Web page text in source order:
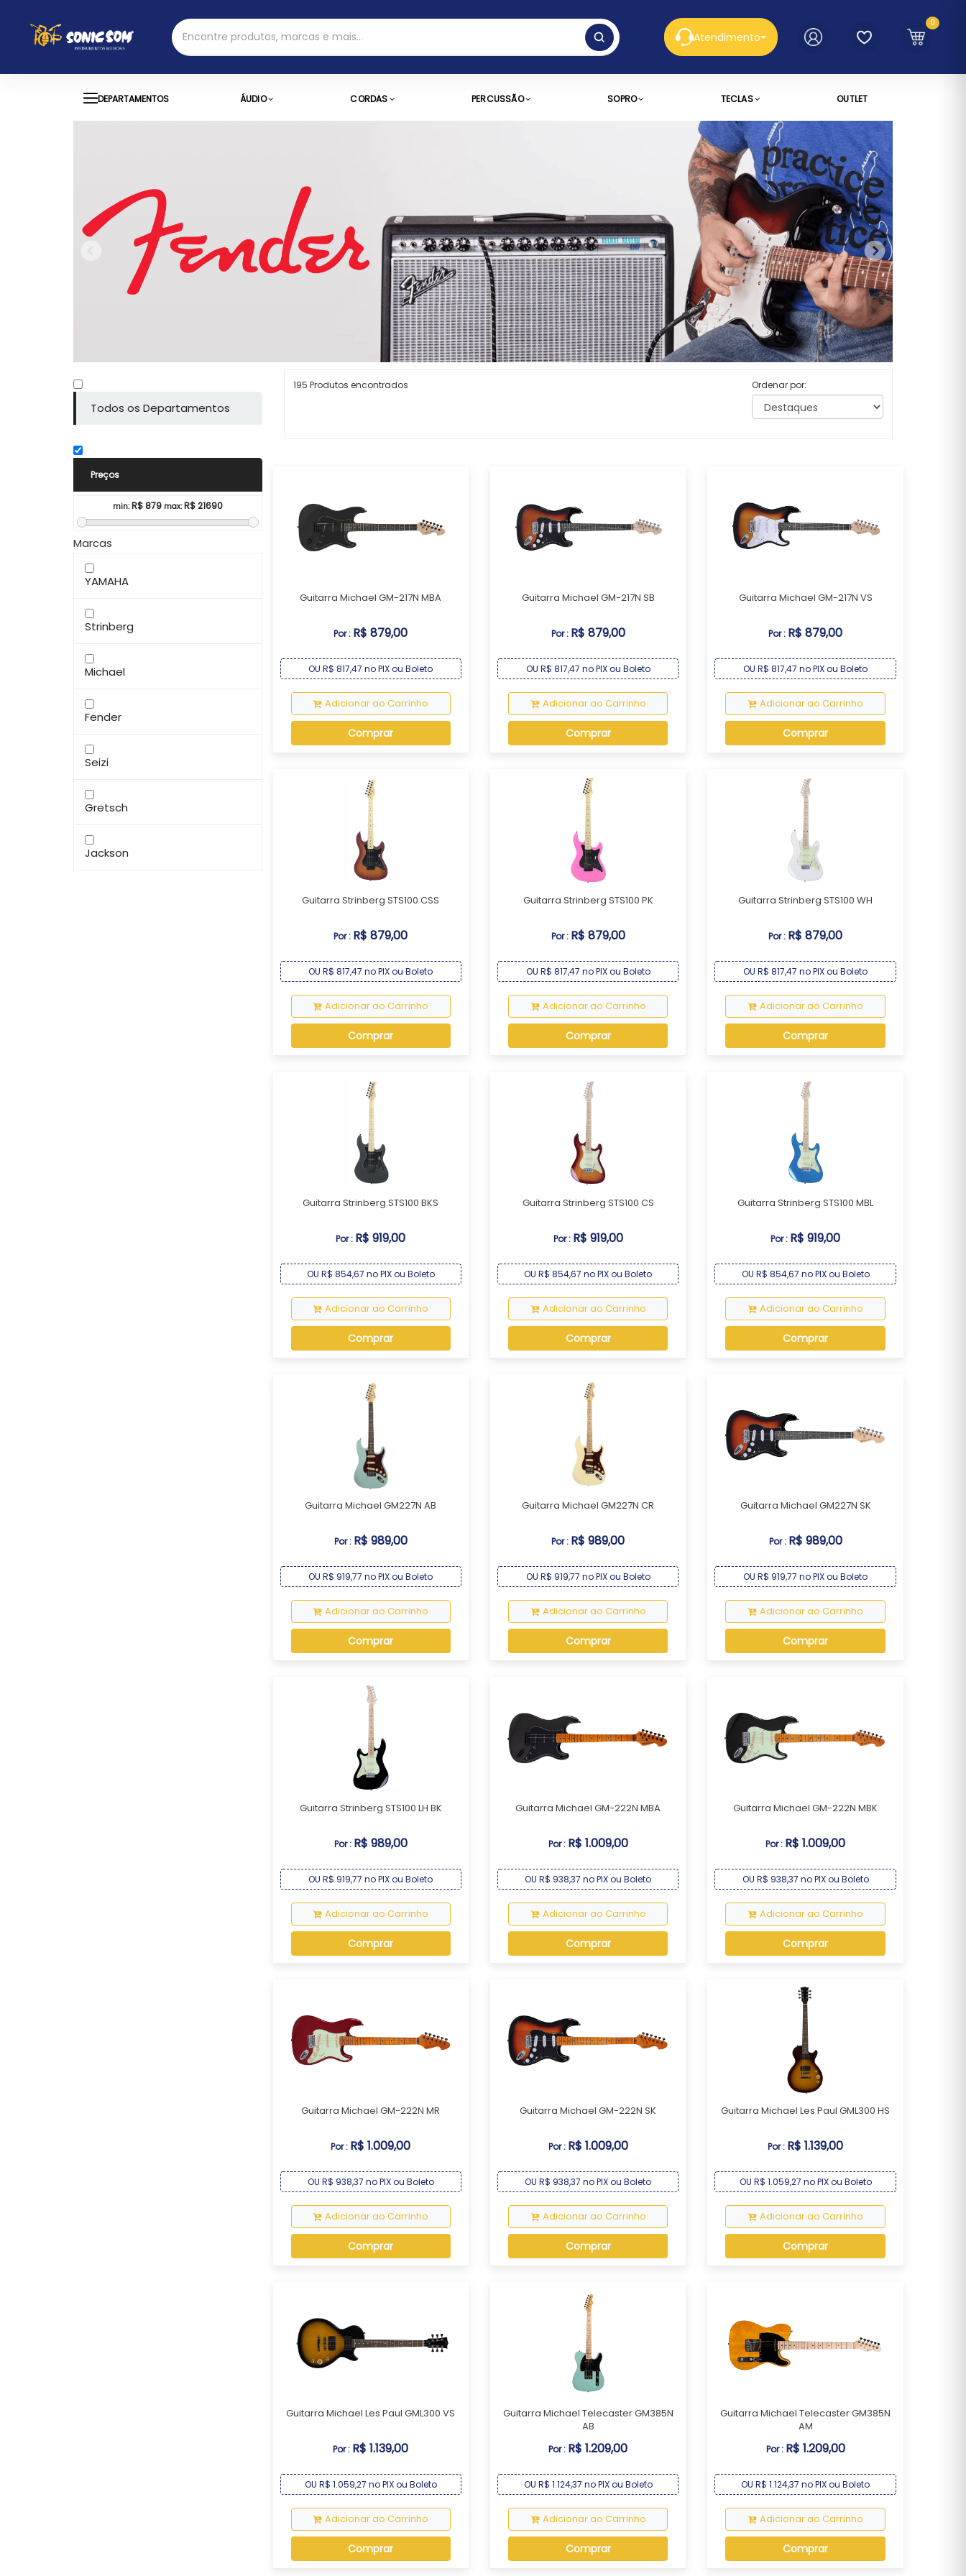
Atendimento
0
DEPARTAMENTOS ÁUDIO CORDAS PERCUSSÃO SOPRO TECLAS OUTLET
Todos os Departamentos
Preços
min: R$ 879 max: R$21690
Marcas
YAMAHA
Strinberg
Michael
Fender
Seizi
Gretsch
Jackson
195 Produtos encontrados Ordenar por:
Guitarra Michael GM-217N MBA
Por : R$ 879,00
OU R$ 817,47 no PIX ou Boleto
Adicionar ao Carrinho
Comprar
Guitarra Michael GM-217N SB
Por : R$ 879,00
OU R$ 817,47 no PIX ou Boleto
Adicionar ao Carrinho
Comprar
Guitarra Michael GM-217N VS
Por : R$ 879,00
OU R$ 817,47 no PIX ou Boleto
Adicionar ao Carrinho
Comprar
Guitarra Strinberg STS100 CSS
Por : R$ 879,00
OU R$ 817,47 no PIX ou Boleto
Adicionar ao Carrinho
Comprar
Guitarra Strinberg STS100 PK
Por : R$ 879,00
OU R$ 817,47 no PIX ou Boleto
Adicionar ao Carrinho
Comprar
Guitarra Strinberg STS100 WH
Por : R$ 879,00
OU R$ 817,47 no PIX ou Boleto
Adicionar ao Carrinho
Comprar
Guitarra Strinberg STS100 BKS
Por : R$ 919,00
OU R$ 854,67 no PIX ou Boleto
Adicionar ao Carrinho
Comprar
Guitarra Strinberg STS100 CS
Por : R$ 919,00
OU R$ 854,67 no PIX ou Boleto
Adicionar ao Carrinho
Comprar
Guitarra Strinberg STS100 MBL
Por : R$ 919,00
OU R$ 854,67 no PIX ou Boleto
Adicionar ao Carrinho
Comprar
Guitarra Michael GM227N AB
Por : R$ 989,00
OU R$ 919,77 no PIX ou Boleto
Adicionar ao Carrinho
Comprar
Guitarra Michael GM227N CR
Por : R$ 989,00
OU R$ 919,77 no PIX ou Boleto
Adicionar ao Carrinho
Comprar
Guitarra Michael GM227N SK
Por : R$ 989,00
OU R$ 919,77 no PIX ou Boleto
Adicionar ao Carrinho
Comprar
Guitarra Strinberg STS100 LH BK
Por : R$ 989,00
OU R$ 919,77 no PIX ou Boleto
Adicionar ao Carrinho
Comprar
Guitarra Michael GM-222N MBA
Por : R$ 1.009,00
OU R$ 938,37 no PIX ou Boleto
Adicionar ao Carrinho
Comprar
Guitarra Michael GM-222N MBK
Por : R$ 1.009,00
OU R$ 938,37 no PIX ou Boleto
Adicionar ao Carrinho
Comprar
Guitarra Michael GM-222N MR
Por : R$ 1.009,00
OU R$ 938,37 no PIX ou Boleto
Adicionar ao Carrinho
Comprar
Guitarra Michael GM-222N SK
Por : R$ 1.009,00
OU R$ 938,37 no PIX ou Boleto
Adicionar ao Carrinho
Comprar
Guitarra Michael Les Paul GML300 HS
Por : R$ 1.139,00
OU R$ 1.059,27 no PIX ou Boleto
Adicionar ao Carrinho
Comprar
Guitarra Michael Les Paul GML300 VS
Por : R$ 1.139,00
OU R$ 1.059,27 no PIX ou Boleto
Adicionar ao Carrinho
Comprar
Guitarra Michael Telecaster GM385N
AB
Por : R$ 1.209,00
OU R$ 1.124,37 no PIX ou Boleto
Adicionar ao Carrinho
Comprar
Guitarra Michael Telecaster GM385N
AM
Por : R$ 1.209,00
OU R$ 1.124,37 no PIX ou Boleto
Adicionar ao Carrinho
Comprar